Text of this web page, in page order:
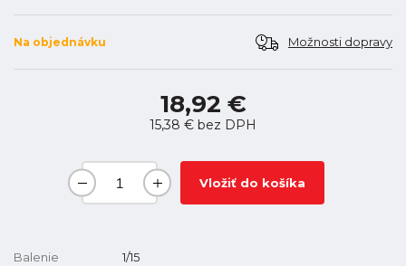
Na objednávku Možnosti dopravy
18,92 €
15,38 € bez DPH
Vložiť do košíka
Balenie
1/15